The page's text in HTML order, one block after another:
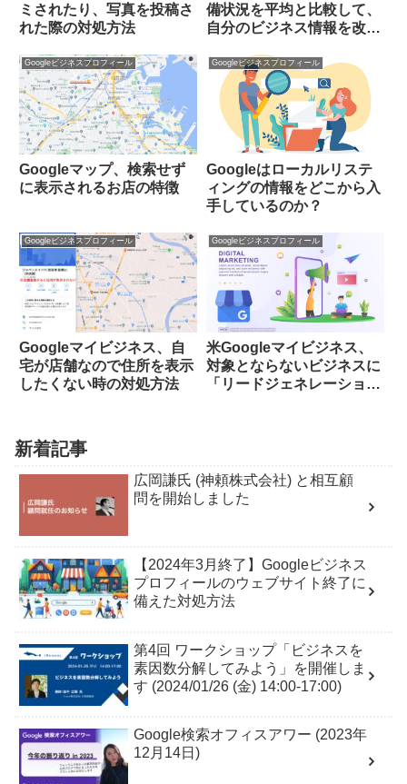
ミされたり、写真を投稿さ
れた際の対処方法
備状況を平均と比較して、
自分のビジネス情報を改善
Googleビジネスプロフィール
Googleマップ、検索せず
に表示されるお店の特徴
Googleビジネスプロフィール
Googleはローカルリステ
ィングの情報をどこから入
手しているのか？
Googleビジネスプロフィール
Googleマイビジネス、自
宅が店舗なので住所を表示
したくない時の対処方法
Googleビジネスプロフィール
米Googleマイビジネス、
対象とならないビジネスに
「リードジェネレーション
新着記事
広岡謙氏 (神頼株式会社) と相互顧
問を開始しました
【2024年3月終了】Googleビジネス
プロフィールのウェブサイト終了に
備えた対処方法
第4回 ワークショップ「ビジネスを
素因数分解してみよう」を開催しま
す (2024/01/26 (金) 14:00-17:00)
Google検索オフィスアワー (2023年
12月14日)